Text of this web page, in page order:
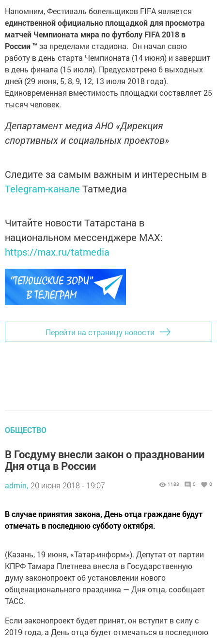
Напомним, Фестиваль болельщиков FIFA является
единственной официально площадкой для просмотра
матчей Чемпионата мира по футболу FIFA 2018 в
России ™ за пределами стадиона. Он начал свою
работу в день старта Чемпионата (14 июня) и завершит
в день финала (15 июля). Предусмотрено 6 выходных
дней (29 июня, 5, 8, 9, 12, 13 июля 2018 года).
Единовременная вместимость площадки составляет 25
тысяч человек.
Департамент медиа АНО «Дирекция
спортивных и социальных проектов»
Следите за самым важным и интересным в
Telegram-канале Татмедиа
Читайте новости Татарстана в
национальном мессенджере MАХ:
https://max.ru/tatmedia
Перейти на страницу новости
ОБЩЕСТВО
В Госдуму внесли закон о праздновании
Дня отца в России
admin, 20 июня 2018 - 19:07 1183 0 0
В случае принятия закона, День отца граждане будут
отмечать в последнюю субботу октября.
(Казань, 19 июня, «Татар-информ»). Депутат от партии
КПРФ Тамара Плетнева внесла в Государственную
думу законопроект об установлении нового
общенационального праздника — Дня отца, сообщает
ТАСС.
Если законопроект будет принят, он вступит в силу с
2019 года, а День отца будет отмечаться в последнюю